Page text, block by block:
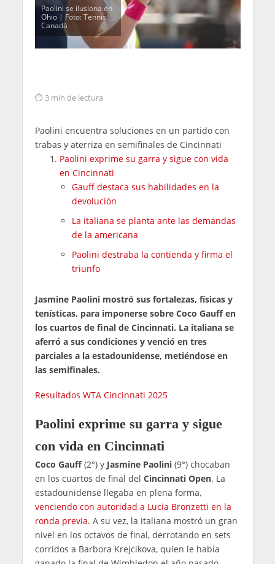
Paolini se ilusiona en
Ohio | Foto: Tennis
Canadá
3 min de lectura
Paolini encuentra soluciones en un partido con
trabas y aterriza en semifinales de Cincinnati
Paolini exprime su garra y sigue con vida
en Cincinnati
Gauff destaca sus habilidades en la
devolución
La italiana se planta ante las demandas
de la americana
Paolini destraba la contienda y firma el
triunfo
Jasmine Paolini mostró sus fortalezas, físicas y
tenísticas, para imponerse sobre Coco Gauff en
los cuartos de final de Cincinnati. La italiana se
aferró a sus condiciones y venció en tres
parciales a la estadounidense, metiéndose en
las semifinales.
Resultados WTA Cincinnati 2025
Paolini exprime su garra y sigue
con vida en Cincinnati
Coco Gauff(2°) y Jasmine Paolini(9°) chocaban
en los cuartos de final del Cincinnati Open. La
estadounidense llegaba en plena forma,
venciendo con autoridad a Lucia Bronzetti en la
ronda previa. A su vez, la italiana mostró un gran
nivel en los octavos de final, derrotando en sets
corridos a Barbora Krejcikova, quien le había